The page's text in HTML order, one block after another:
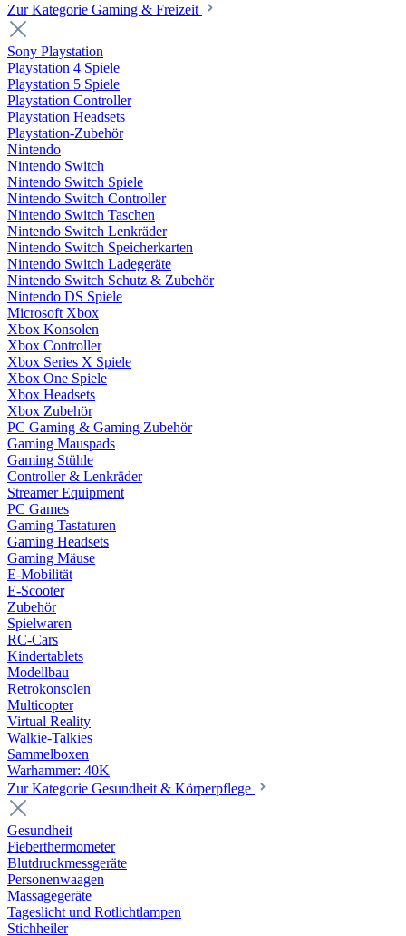
Zur Kategorie Gaming & Freizeit
Sony Playstation
Playstation 4 Spiele
Playstation 5 Spiele
Playstation Controller
Playstation Headsets
Playstation-Zubehör
Nintendo
Nintendo Switch
Nintendo Switch Spiele
Nintendo Switch Controller
Nintendo Switch Taschen
Nintendo Switch Lenkräder
Nintendo Switch Speicherkarten
Nintendo Switch Ladegeräte
Nintendo Switch Schutz & Zubehör
Nintendo DS Spiele
Microsoft Xbox
Xbox Konsolen
Xbox Controller
Xbox Series X Spiele
Xbox One Spiele
Xbox Headsets
Xbox Zubehör
PC Gaming & Gaming Zubehör
Gaming Mauspads
Gaming Stühle
Controller & Lenkräder
Streamer Equipment
PC Games
Gaming Tastaturen
Gaming Headsets
Gaming Mäuse
E-Mobilität
E-Scooter
Zubehör
Spielwaren
RC-Cars
Kindertablets
Modellbau
Retrokonsolen
Multicopter
Virtual Reality
Walkie-Talkies
Sammelboxen
Warhammer: 40K
Zur Kategorie Gesundheit & Körperpflege
Gesundheit
Fieberthermometer
Blutdruckmessgeräte
Personenwaagen
Massagegeräte
Tageslicht und Rotlichtlampen
Stichheiler